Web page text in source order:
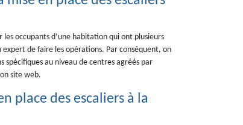
occupants d’une habitation qui ont plusieurs
de faire les opérations. Par conséquent, on
spécifiques au niveau de centres agréés par
site web.
place des escaliers à la